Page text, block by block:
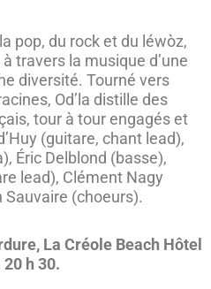
pop, du rock et du léwòz,
travers la musique d’une
diversité. Tourné vers
Od’la distille des
tour à tour engagés et
(guitare, chant lead),
Éric Delblond (basse),
lead), Clément Nagy
Sauvaire (choeurs).
La Créole Beach Hôtel
h 30.